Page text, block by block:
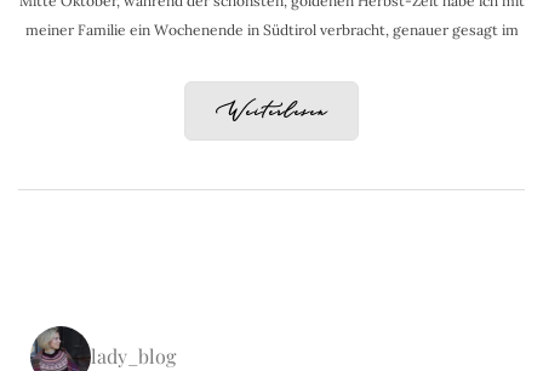
meiner Familie ein Wochenende in Südtirol verbracht, genauer gesagt im
Weiterlesen
lady_blog